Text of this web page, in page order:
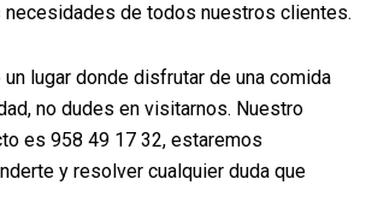
de todos nuestros clientes.
lugar donde disfrutar de una comida
no dudes en visitarnos. Nuestro
es 958 49 17 32, estaremos
y resolver cualquier duda que